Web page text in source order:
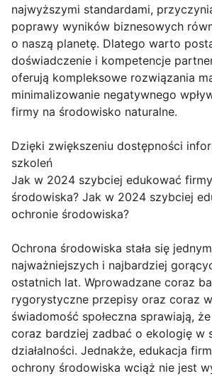
najwyższymi standardami,
poprawy wyników biznesowych
o naszą planetę. Dlatego warto
doświadczenie i kompetencje
oferują kompleksowe rozwiązania
minimalizowanie negatywnego
firmy na środowisko naturalne.
Dzięki zwiększeniu dostępności
szkoleń
Jak w 2024 szybciej edukować
środowiska? Jak w 2024 szybciej
ochronie środowiska?
Ochrona środowiska stała się
najważniejszych i najbardziej
ostatnich lat. Wprowadzane coraz
rygorystyczne przepisy oraz coraz
świadomość społeczna sprawiają,
coraz bardziej zadbać o ekologię w
działalności. Jednakże, edukacja
ochrony środowiska wciąż nie jest